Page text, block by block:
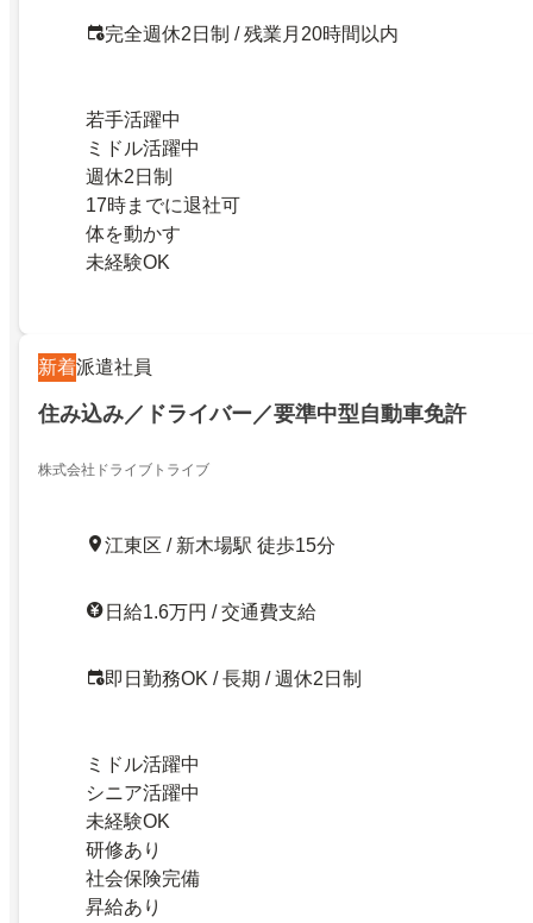
完全週休2日制 / 残業月20時間以内
若手活躍中
ミドル活躍中
週休2日制
17時までに退社可
体を動かす
未経験OK
新着派遣社員
住み込み／ドライバー／要準中型自動車免許
株式会社ドライブトライブ
江東区 / 新木場駅 徒歩15分
日給1.6万円 / 交通費支給
即日勤務OK / 長期 / 週休2日制
ミドル活躍中
シニア活躍中
未経験OK
研修あり
社会保険完備
昇給あり